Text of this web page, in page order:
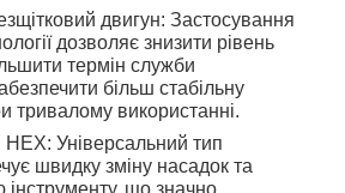
двигун: Застосування
дозволяє знизити рівень
термін служби
більш стабільну
тривалому використанні.
Універсальний тип
швидку зміну насадок та